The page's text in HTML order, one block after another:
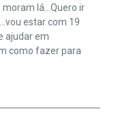
lá…Quero ir
estar com 19
ajudar em
como fazer para